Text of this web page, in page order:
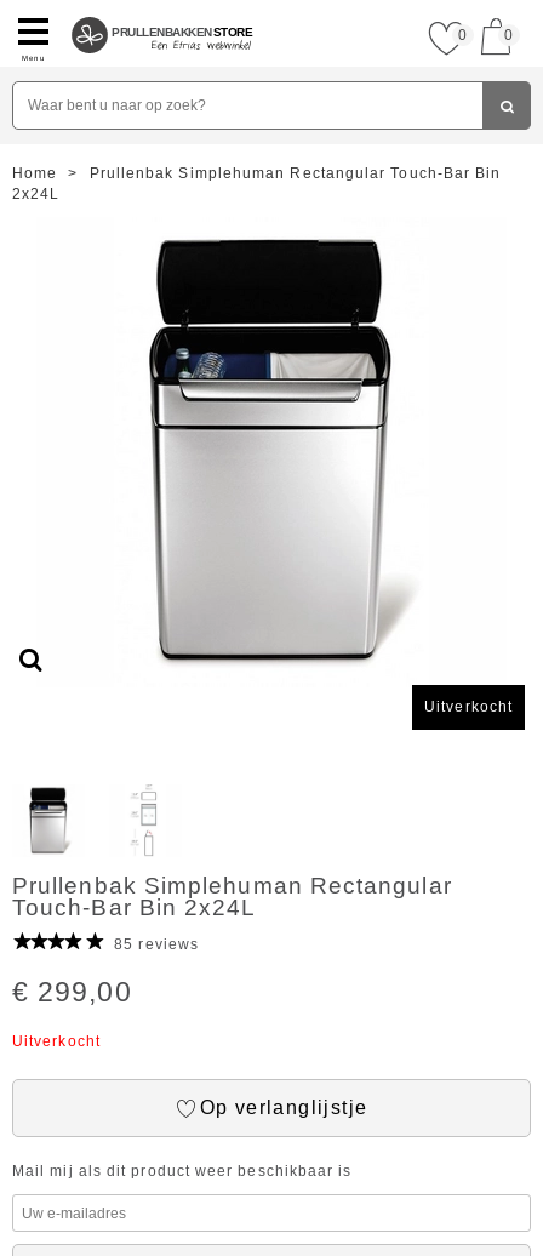
Menu
PRULLENBAKKENSTORE 0 0
Home >
Prullenbak Simplehuman Rectangular Touch-Bar Bin
2x24L
Uitverkocht
Prullenbak Simplehuman Rectangular
Touch-Bar Bin 2x24L
85 reviews
€ 299,00
Uitverkocht
Op verlanglijstje
Mail mij als dit product weer beschikbaar is